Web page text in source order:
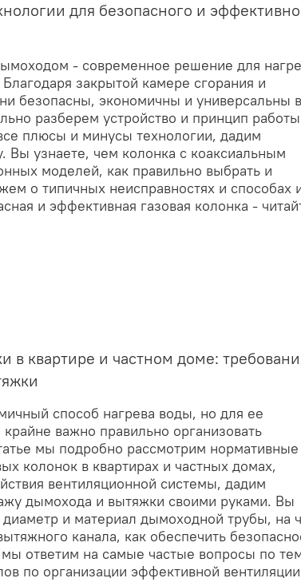
для безопасного и
- современное решение для
закрытой камере сгорания и
безопасны, экономичны и универсальны в
разберем устройство и принцип работы
плюсы и минусы технологии, дадим
узнаете, чем колонка с коаксиальным
моделей, как правильно выбрать и
о типичных неисправностях и способах
и эффективная газовая колонка -
в квартире и частном доме:
способ нагрева воды, но для ее
важно правильно организовать
мы подробно рассмотрим нормативные
колонок в квартирах и частных домах,
вентиляционной системы, дадим
дымохода и вытяжки своими руками. Вы
и материал дымоходной трубы, на
канала, как обеспечить
ответим на самые частые вопросы по
по организации эффективной